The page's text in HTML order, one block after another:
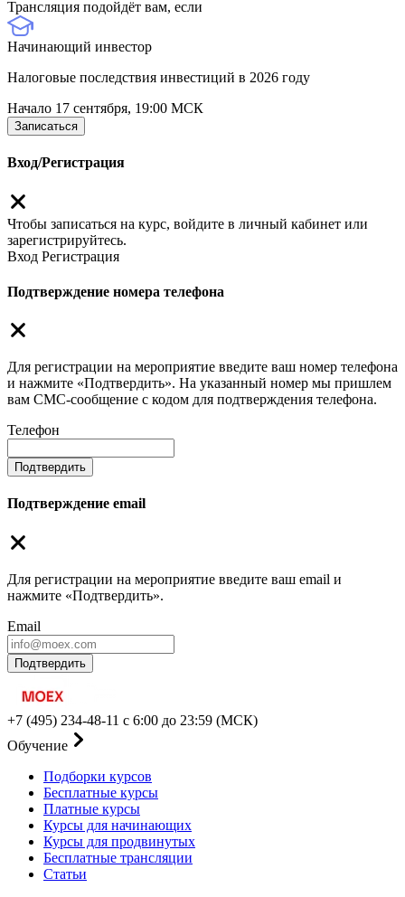
Трансляция подойдёт вам, если
Начинающий инвестор
Налоговые последствия инвестиций в 2026 году
Начало 17 сентября, 19:00 МСК
Записаться
Вход/Регистрация
Чтобы записаться на курс, войдите в личный кабинет или
зарегистрируйтесь.
Вход Регистрация
Подтверждение номера телефона
Для регистрации на мероприятие введите ваш номер телефона
и нажмите «Подтвердить». На указанный номер мы пришлем
вам СМС-сообщение с кодом для подтверждения телефона.
Телефон
Подтвердить
Подтверждение email
Для регистрации на мероприятие введите ваш email и
нажмите «Подтвердить».
Email
Подтвердить
+7 (495) 234-48-11 с 6:00 до 23:59 (МСК)
Обучение
Подборки курсов
Бесплатные курсы
Платные курсы
Курсы для начинающих
Курсы для продвинутых
Бесплатные трансляции
Статьи